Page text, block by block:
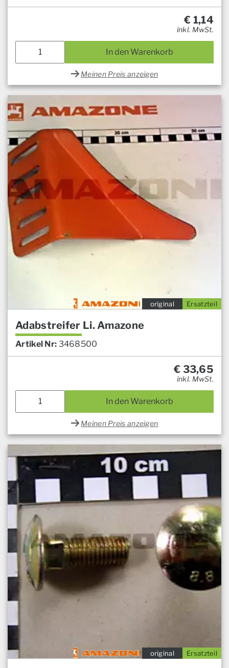
€ 1,14
inkl. MwSt.
In den Warenkorb
Meinen Preis anzeigen
Ersatzteil
original
Adabstreifer Li. Amazone
Artikel Nr: 3468500
€ 33,65
inkl. MwSt.
In den Warenkorb
Meinen Preis anzeigen
Ersatzteil
original